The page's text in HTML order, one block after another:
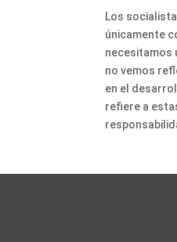
Los
únicamente
necesitamos
no vemos
en el
refiere a